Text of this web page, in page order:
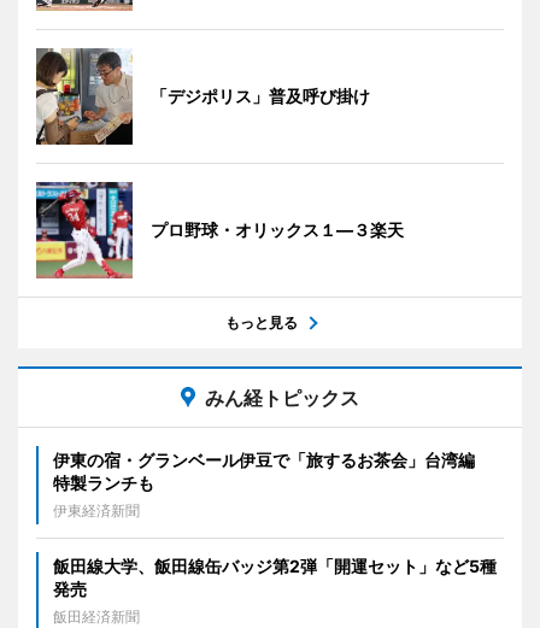
「デジポリス」普及呼び掛け
プロ野球・オリックス１―３楽天
もっと見る
みん経トピックス
伊東の宿・グランベール伊豆で「旅するお茶会」台湾編
特製ランチも
伊東経済新聞
飯田線大学、飯田線缶バッジ第2弾「開運セット」など5種
発売
飯田経済新聞